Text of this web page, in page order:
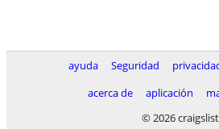
ayuda Seguridad
acerca de
aplicación
© 2026 craigslist